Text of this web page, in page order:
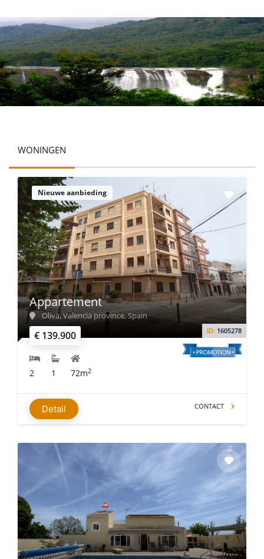
aangenaam het hele jaar door met de stad ontvangende
regens tussen mei en oktober.
WONINGEN
Nieuwe aanbieding
€ 139.900 ID: 1605278
Appartement
Oliva, Valencia province, Spain
2 1 72m2
Detail CONTACT